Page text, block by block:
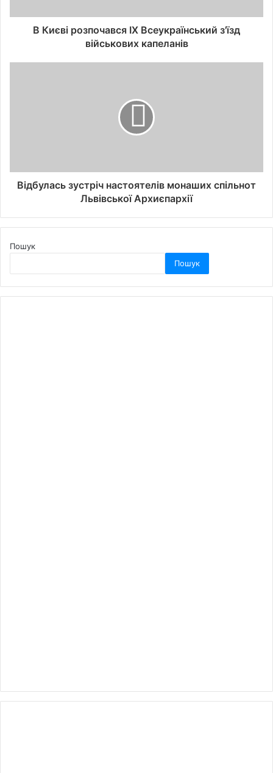
В Києві розпочався ІХ Всеукраїнський з'їзд
військових капеланів
Відбулась зустріч настоятелів монаших спільнот
Львівської Архиєпархії
Пошук
Пошук